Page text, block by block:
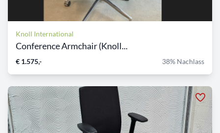
Knoll International
Conference Armchair (Knoll...
€ 1.575,- 38% Nachlass